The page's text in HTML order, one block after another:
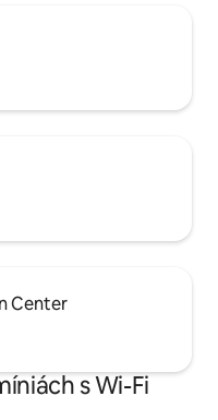
Center
s Wi-Fi